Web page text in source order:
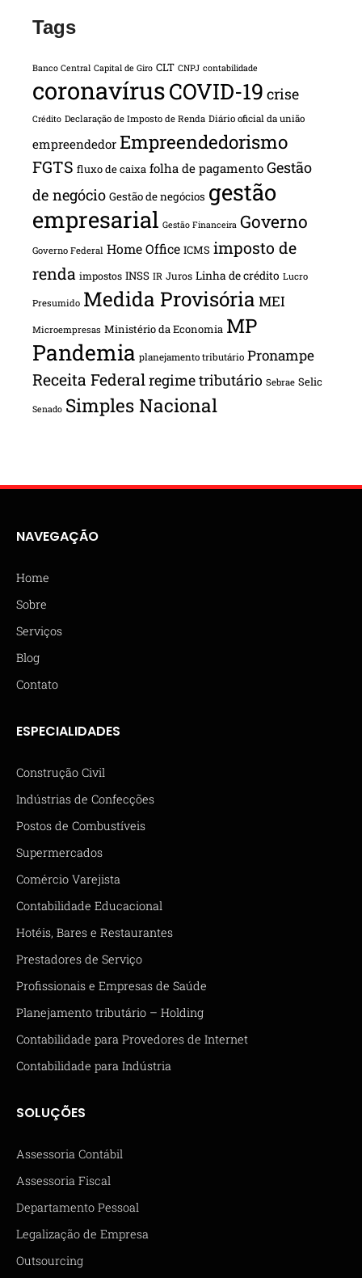
Tags
Banco Central Capital de Giro CLT CNPJ contabilidade
coronavírusCOVID-19 crise
Crédito Declaração de Imposto de Renda Diário oficial da união
empreendedor Empreendedorismo
FGTS fluxo de caixa folha de pagamento Gestão
de negócio Gestão de negócios gestão
empresarial Gestão Financeira Governo
Governo Federal Home Office ICMS imposto de
renda impostos INSS IR Juros Linha de crédito Lucro
Presumido Medida Provisória MEI
Microempresas Ministério da Economia MP
Pandemia planejamento tributário Pronampe
Receita Federalregime tributário Sebrae Selic
Senado Simples Nacional
NAVEGAÇÃO
Home
Sobre
Serviços
Blog
Contato
ESPECIALIDADES
Construção Civil
Indústrias de Confecções
Postos de Combustíveis
Supermercados
Comércio Varejista
Contabilidade Educacional
Hotéis, Bares e Restaurantes
Prestadores de Serviço
Profissionais e Empresas de Saúde
Planejamento tributário – Holding
Contabilidade para Provedores de Internet
Contabilidade para Indústria
SOLUÇÕES
Assessoria Contábil
Assessoria Fiscal
Departamento Pessoal
Legalização de Empresa
Outsourcing